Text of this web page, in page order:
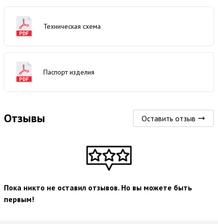
Техническая схема
Паспорт изделия
Отзывы Оставить отзыв
Пока никто не оставил отзывов. Но вы можете быть
первым!